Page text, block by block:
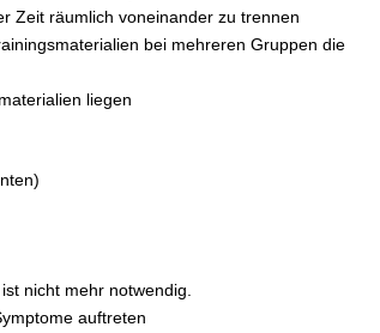
Zeit räumlich voneinander zu trennen
bei mehreren Gruppen die
liegen
nicht mehr notwendig.
auftreten